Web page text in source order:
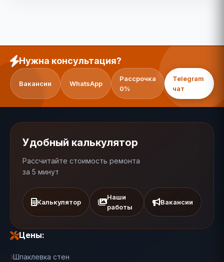
Нужна консультация?
Вакансии WhatsApp
Рассрочка
0%
Telegram
чат
Удобный калькулятор
Рассчитайте стоимость ремонта
за 5 минут
Калькулятор
Наши
работы
Вакансии
Цены:
Шпаклевка стен